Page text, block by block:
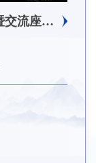
东北大学附属总医院揭牌仪式暨交流座谈会举行